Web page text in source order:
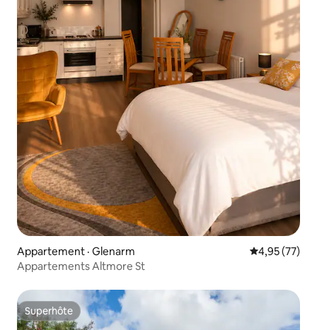
Appartement · Glenarm Note
4,95 (77)
Appartements Altmore St
Superhôte
Superhôte